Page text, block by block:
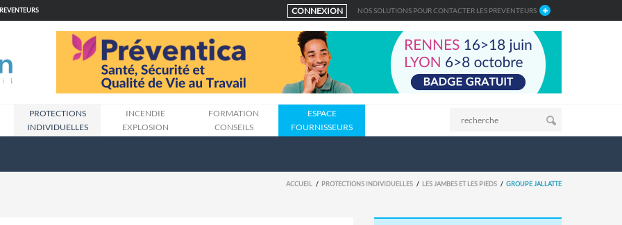
CONNEXION NOS SOLUTIONS POUR CONTACTER LES PREVENTEURS
PROTECTIONS
INDIVIDUELLES
INCENDIE
EXPLOSION
FORMATION
CONSEILS
ESPACE
FOURNISSEURS
ACCUEIL PROTECTIONS INDIVIDUELLES LES JAMBES ET LES PIEDS GROUPE JALLATTE